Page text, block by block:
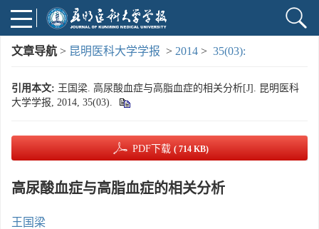
文章导航 > 昆明医科大学学报 > 2014 > 35(03):
引用本文: 王国梁. 高尿酸血症与高脂血症的相关分析[J]. 昆明医科
大学学报, 2014, 35(03).
PDF下载 ( 714 KB)
高尿酸血症与高脂血症的相关分析
王国梁